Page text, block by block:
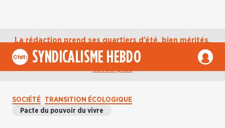
La rédaction prend ses quartiers d’été, bien mérités,
jusqu’au mardi 1er septembre. D’ici là, retrouvez
l’actualité de la CFDT sur notre compte Bluesky. En
SYNDICALISME HEBDO
SOCIÉTÉ
TRANSITION ÉCOLOGIQUE
Pacte du pouvoir du vivre